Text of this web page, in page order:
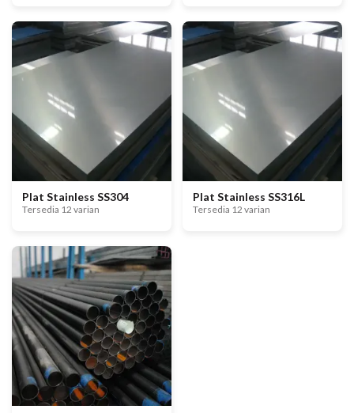
Plat Stainless SS304
Tersedia 12 varian
Plat Stainless SS316L
Tersedia 12 varian